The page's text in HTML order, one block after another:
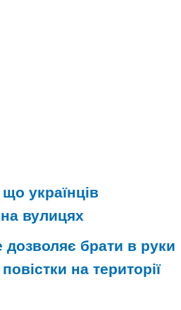
українців
вулицях
дозволяє брати в руки
на території